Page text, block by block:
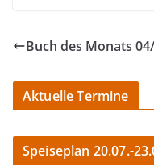
Buch des Monats
Aktuelle Termine
Speiseplan 20.07.-